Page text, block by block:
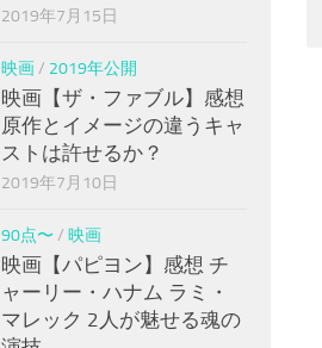
2019年7月15日
映画/ 2019年公開
映画【ザ・ファブル】感想
原作とイメージの違うキャ
ストは許せるか？
2019年7月10日
90点〜 / 映画
映画【パピヨン】感想 チ
ャーリー・ハナム ラミ・
マレック 2人が魅せる魂の